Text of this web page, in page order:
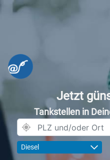
Jetzt
Tankstellen in
Diesel